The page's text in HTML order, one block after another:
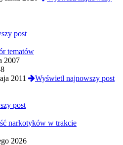
post
tematów
2007
2011
Wyświetl najnowszy post
post
narkotyków w trakcie
2026